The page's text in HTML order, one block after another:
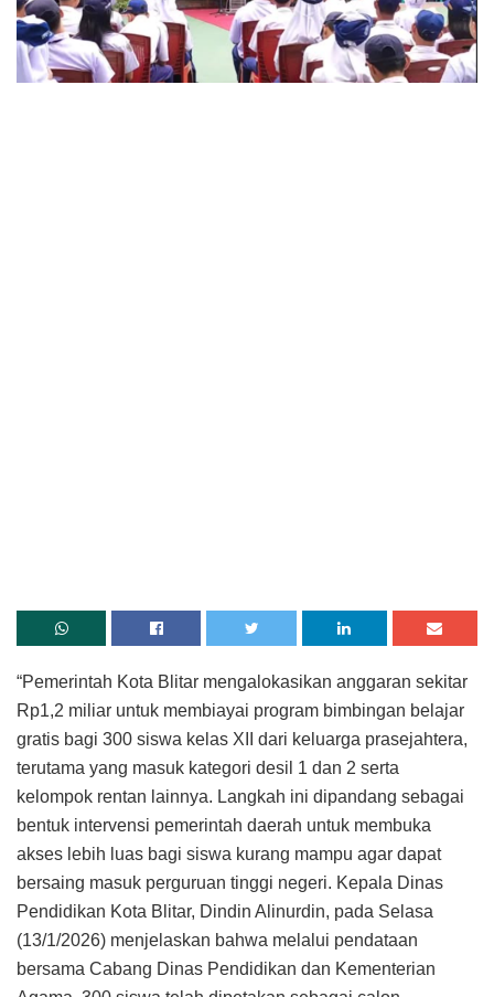
“Pemerintah Kota Blitar mengalokasikan anggaran sekitar
Rp1,2 miliar untuk membiayai program bimbingan belajar
gratis bagi 300 siswa kelas XII dari keluarga prasejahtera,
terutama yang masuk kategori desil 1 dan 2 serta
kelompok rentan lainnya. Langkah ini dipandang sebagai
bentuk intervensi pemerintah daerah untuk membuka
akses lebih luas bagi siswa kurang mampu agar dapat
bersaing masuk perguruan tinggi negeri. Kepala Dinas
Pendidikan Kota Blitar, Dindin Alinurdin, pada Selasa
(13/1/2026) menjelaskan bahwa melalui pendataan
bersama Cabang Dinas Pendidikan dan Kementerian